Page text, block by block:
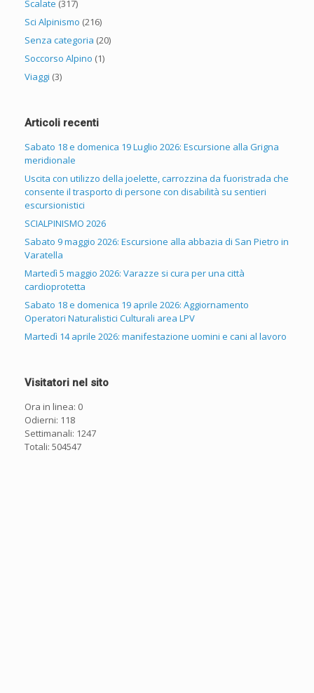
Scalate (317)
Sci Alpinismo (216)
Senza categoria (20)
Soccorso Alpino (1)
Viaggi (3)
Articoli recenti
Sabato 18 e domenica 19 Luglio 2026: Escursione alla Grigna
meridionale
Uscita con utilizzo della joelette, carrozzina da fuoristrada che
consente il trasporto di persone con disabilità su sentieri
escursionistici
SCIALPINISMO 2026
Sabato 9 maggio 2026: Escursione alla abbazia di San Pietro in
Varatella
Martedì 5 maggio 2026: Varazze si cura per una città
cardioprotetta
Sabato 18 e domenica 19 aprile 2026: Aggiornamento
Operatori Naturalistici Culturali area LPV
Martedì 14 aprile 2026: manifestazione uomini e cani al lavoro
Visitatori nel sito
Ora in linea: 0
Odierni: 118
Settimanali: 1247
Totali: 504547